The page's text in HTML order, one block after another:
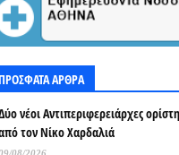
ΑΡΘΡΑ
νέοι Αντιπεριφερειάρχες
τον Νίκο Χαρδαλιά
08/2026